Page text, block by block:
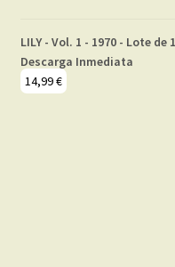
LILY - Vol. 1 - 1970 - Lote de
Descarga Inmediata
14,99€